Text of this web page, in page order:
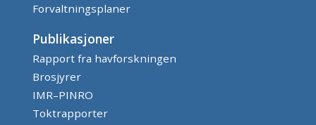
Forvaltningsplaner
Publikasjoner
Rapport fra havforskningen
Brosjyrer
IMR–PINRO
Toktrapporter